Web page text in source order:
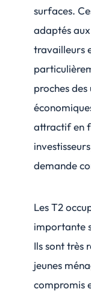
surfaces.
adaptés
travailleurs
proches
attractif en
demande
Les T2
importante
Ils sont très
jeunes
compromis